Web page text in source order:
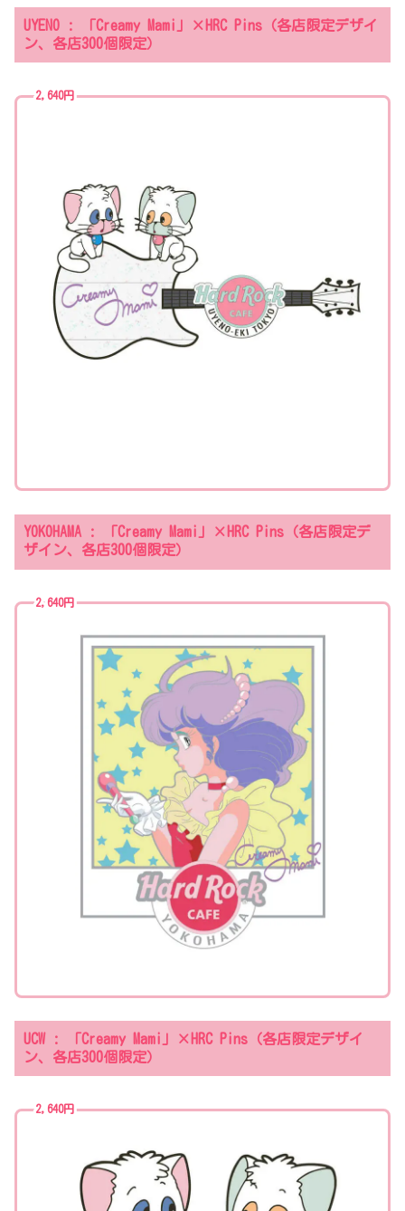
UYENO : 「Creamy Mami」×HRC Pins（各店限定デザイ
ン、各店300個限定）
2,640円
YOKOHAMA : 「Creamy Mami」×HRC Pins（各店限定デ
ザイン、各店300個限定）
2,640円
UCW : 「Creamy Mami」×HRC Pins（各店限定デザイ
ン、各店300個限定）
2,640円